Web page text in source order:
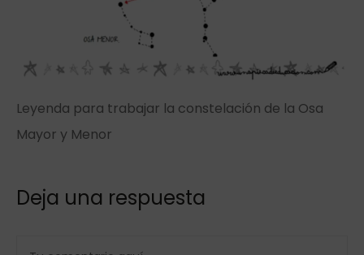
Leyenda para trabajar la constelación de la Osa
Mayor y Menor
Deja una respuesta